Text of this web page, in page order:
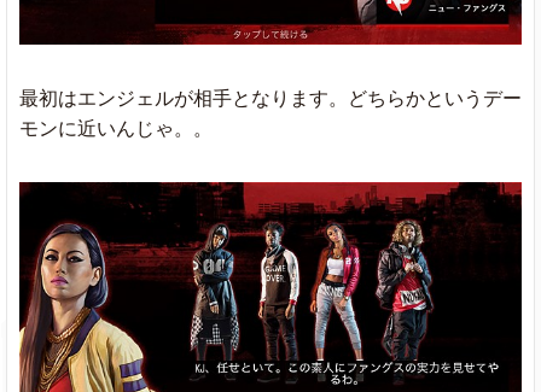
最初はエンジェルが相手となります。どちらかというデー
モンに近いんじゃ。。